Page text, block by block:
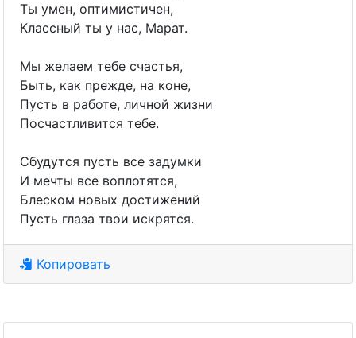
Ты умен, оптимистичен,
Классный ты у нас, Марат.
Мы желаем тебе счастья,
Быть, как прежде, на коне,
Пусть в работе, личной жизни
Посчастливится тебе.
Сбудутся пусть все задумки
И мечты все воплотятся,
Блеском новых достижений
Пусть глаза твои искрятся.
Копировать